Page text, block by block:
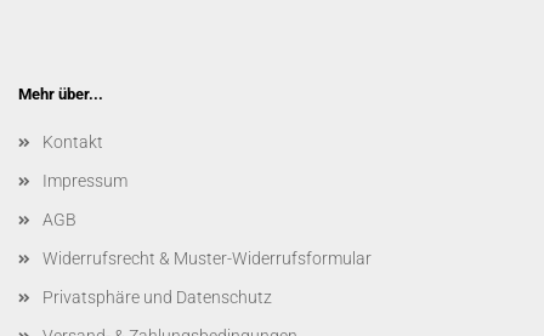
Mehr über...
Kontakt
Impressum
AGB
Widerrufsrecht & Muster-Widerrufsformular
Privatsphäre und Datenschutz